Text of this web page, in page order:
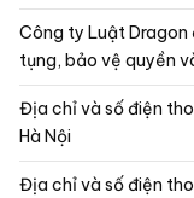
Công ty Luật
tụng, bảo vệ quyền
Địa chỉ và số điện
Hà Nội
Địa chỉ và số điện thoại